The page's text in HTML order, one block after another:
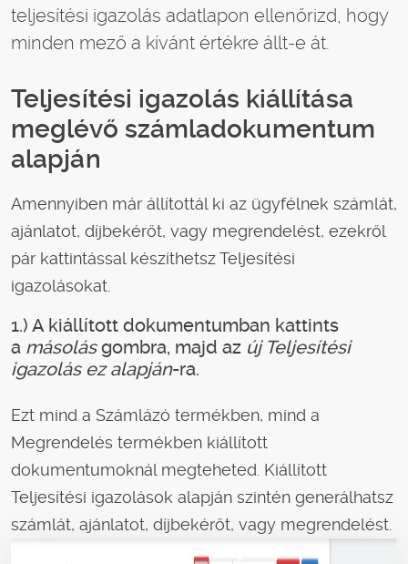
teljesítési igazolás adatlapon ellenőrizd, hogy
minden mező a kívánt értékre állt-e át.
Teljesítési igazolás kiállítása
meglévő számladokumentum
alapján
Amennyiben már állítottál ki az ügyfélnek számlát,
ajánlatot, díjbekérőt, vagy megrendelést, ezekről
pár kattintással készíthetsz Teljesítési
igazolásokat.
1.) A kiállított dokumentumban kattints
a másolásgombra, majd az új Teljesítési
igazolás ez alapján-ra.
Ezt mind a Számlázó termékben, mind a
Megrendelés termékben kiállított
dokumentumoknál megteheted. Kiállított
Teljesítési igazolások alapján szintén generálhatsz
számlát, ajánlatot, díjbekérőt, vagy megrendelést.